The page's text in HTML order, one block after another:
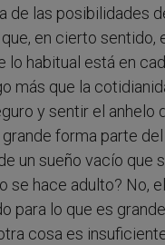
de las posibilidades
en cierto sentido,
lo habitual está en
más que la
y sentir el anhelo
forma parte
un sueño vacío que
se hace adulto? No,
para lo que es
cosa es